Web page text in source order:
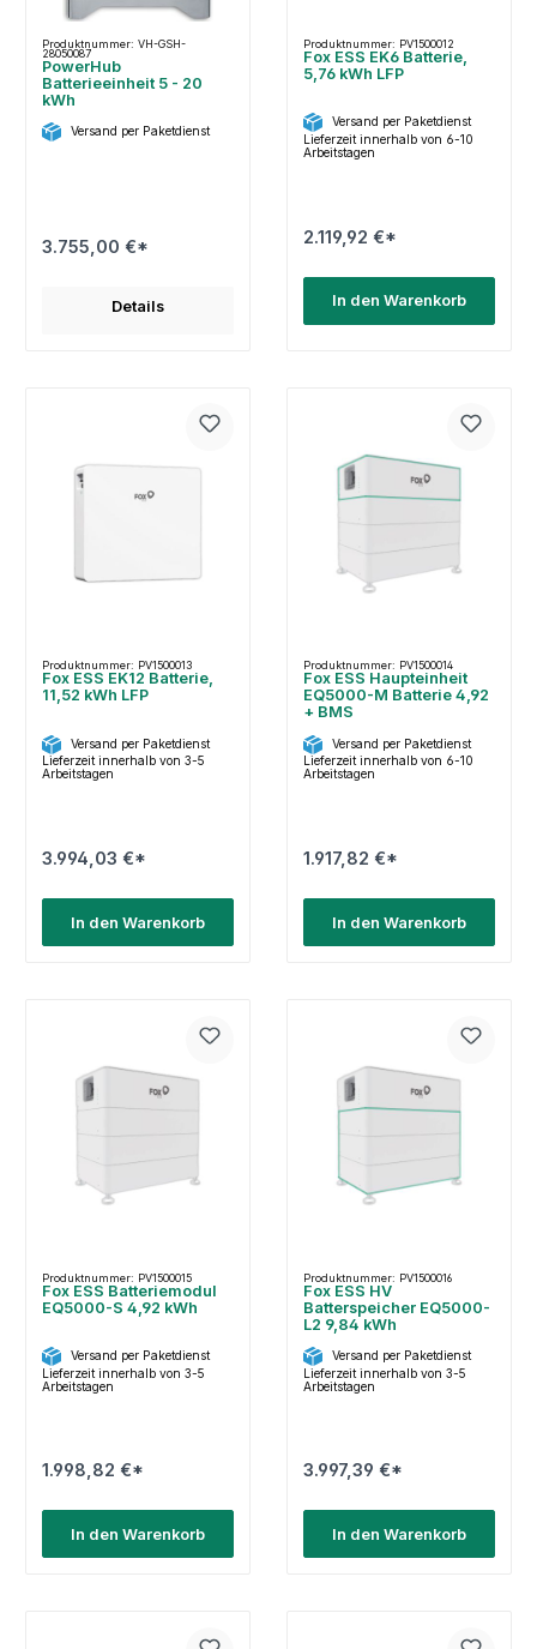
Produktnummer: VH-GSH-
28050087
PowerHub
Batterieeinheit 5 - 20
kWh
Versand per Paketdienst
3.755,00 €*
Details
Produktnummer: PV1500012
Fox ESS EK6 Batterie,
5,76 kWh LFP
Versand per Paketdienst
Lieferzeit innerhalb von 6-10
Arbeitstagen
2.119,92 €*
In den Warenkorb
Produktnummer: PV1500013
Fox ESS EK12 Batterie,
11,52 kWh LFP
Versand per Paketdienst
Lieferzeit innerhalb von 3-5
Arbeitstagen
3.994,03 €*
In den Warenkorb
Produktnummer: PV1500014
Fox ESS Haupteinheit
EQ5000-M Batterie 4,92
+ BMS
Versand per Paketdienst
Lieferzeit innerhalb von 6-10
Arbeitstagen
1.917,82 €*
In den Warenkorb
Produktnummer: PV1500015
Fox ESS Batteriemodul
EQ5000-S 4,92 kWh
Versand per Paketdienst
Lieferzeit innerhalb von 3-5
Arbeitstagen
1.998,82 €*
In den Warenkorb
Produktnummer: PV1500016
Fox ESS HV
Batterspeicher EQ5000-
L2 9,84 kWh
Versand per Paketdienst
Lieferzeit innerhalb von 3-5
Arbeitstagen
3.997,39 €*
In den Warenkorb